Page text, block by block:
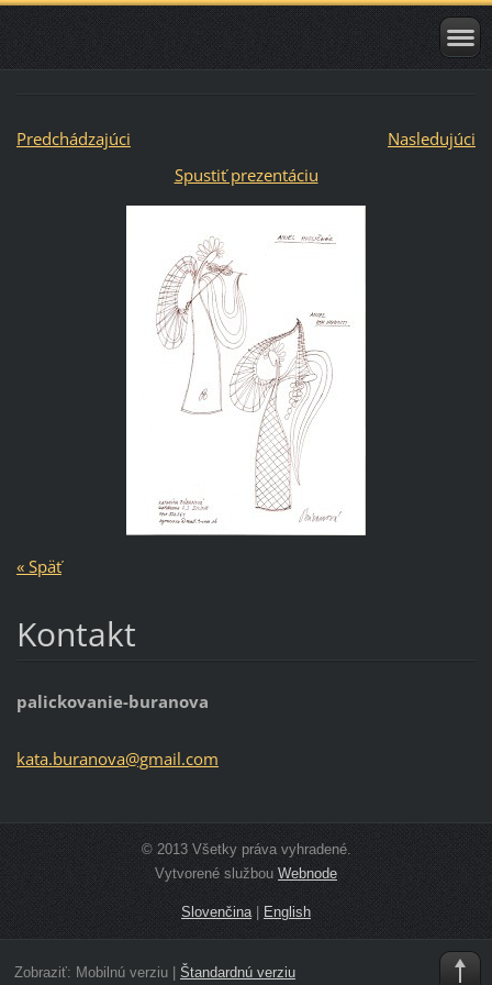
Predchádzajúci
Nasledujúci
Spustiť prezentáciu
« Späť
Kontakt
palickovanie-buranova
kata.buranova@gmail.com
© 2013 Všetky práva vyhradené.
Vytvorené službou Webnode
Slovenčina | English
Zobraziť: Mobilnú verziu| Štandardnú verziu